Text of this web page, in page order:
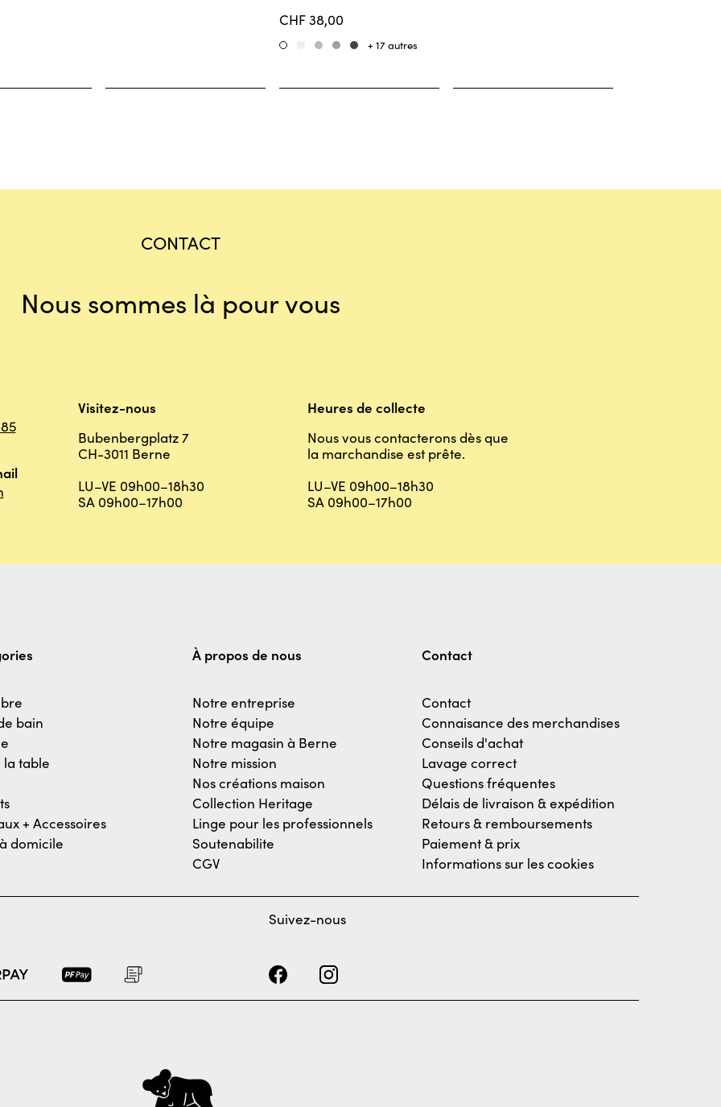
CHF 38,00
WeissWollweiss
BasaltChromTitanium
+ 17 autres
CONTACT
Nous sommes là pour vous
Visitez-nous
Bubenbergplatz 7
CH-3011 Berne
LU–VE 09h00–18h30
SA 09h00–17h00
Heures de collecte
Nous vous contacterons dès que
la marchandise est prête.
LU–VE 09h00–18h30
SA 09h00–17h00
bain
la table
+ Accessoires
domicile
À propos de nous
Notre entreprise
Notre équipe
Notre magasin à Berne
Notre mission
Nos créations maison
Collection Heritage
Linge pour les professionnels
Soutenabilite
CGV
Contact
Contact
Connaisance des merchandises
Conseils d'achat
Lavage correct
Questions fréquentes
Délais de livraison & expédition
Retours & remboursements
Paiement & prix
Informations sur les cookies
Suivez-nous